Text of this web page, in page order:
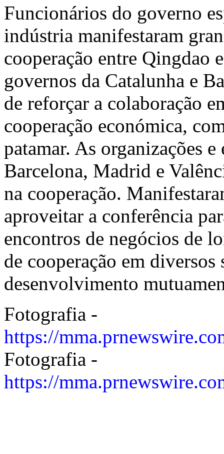
Funcionários do governo
indústria manifestaram
cooperação entre Qingdao
governos da Catalunha e
de reforçar a colaboração
cooperação económica,
patamar. As organizações
Barcelona, Madrid e
na cooperação.
aproveitar a conferência
encontros de negócios de
de cooperação em diversos
desenvolvimento
Fotografia -
https://
Fotografia -
https://